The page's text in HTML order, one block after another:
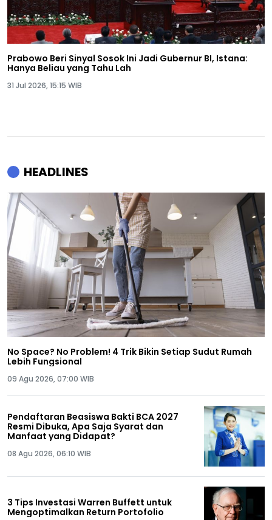
Prabowo Beri Sinyal Sosok Ini Jadi Gubernur BI, Istana:
Hanya Beliau yang Tahu Lah
31 Jul 2026, 15:15 WIB
HEADLINES
No Space? No Problem! 4 Trik Bikin Setiap Sudut Rumah
Lebih Fungsional
09 Agu 2026, 07:00 WIB
Pendaftaran Beasiswa Bakti BCA 2027
Resmi Dibuka, Apa Saja Syarat dan
Manfaat yang Didapat?
08 Agu 2026, 06:10 WIB
3 Tips Investasi Warren Buffett untuk
Mengoptimalkan Return Portofolio